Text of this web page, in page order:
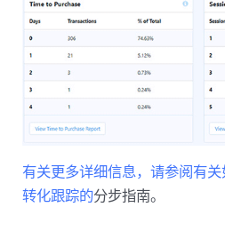
有关更多详细信息，请参阅有关
转化跟踪的分步指南。